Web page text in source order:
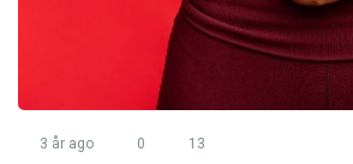
3 år ago 0 13